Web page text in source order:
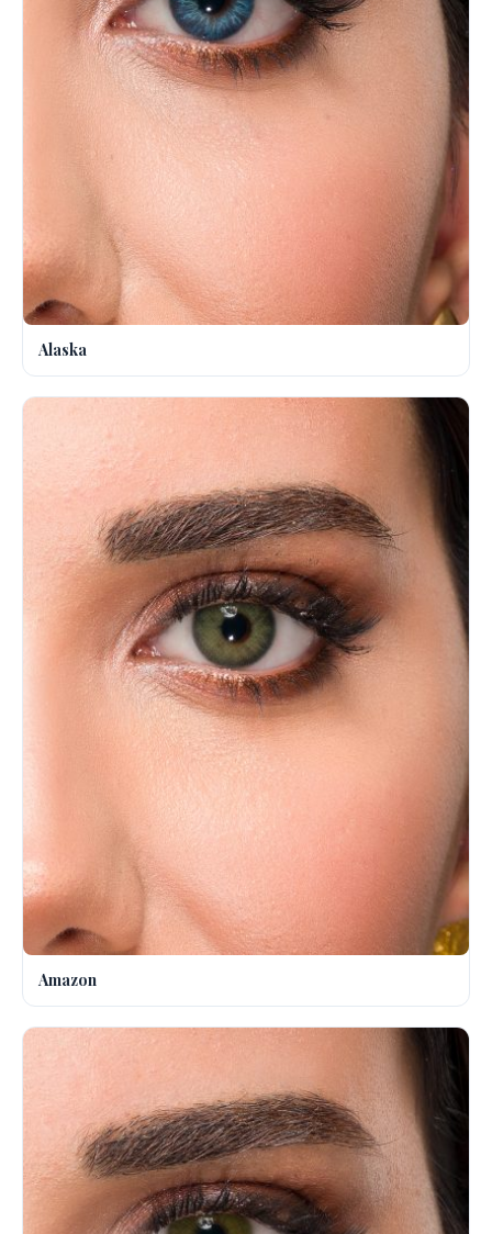
Alaska
Amazon